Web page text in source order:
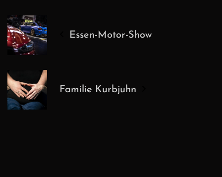
Essen-Motor-Show
Familie Kurbjuhn